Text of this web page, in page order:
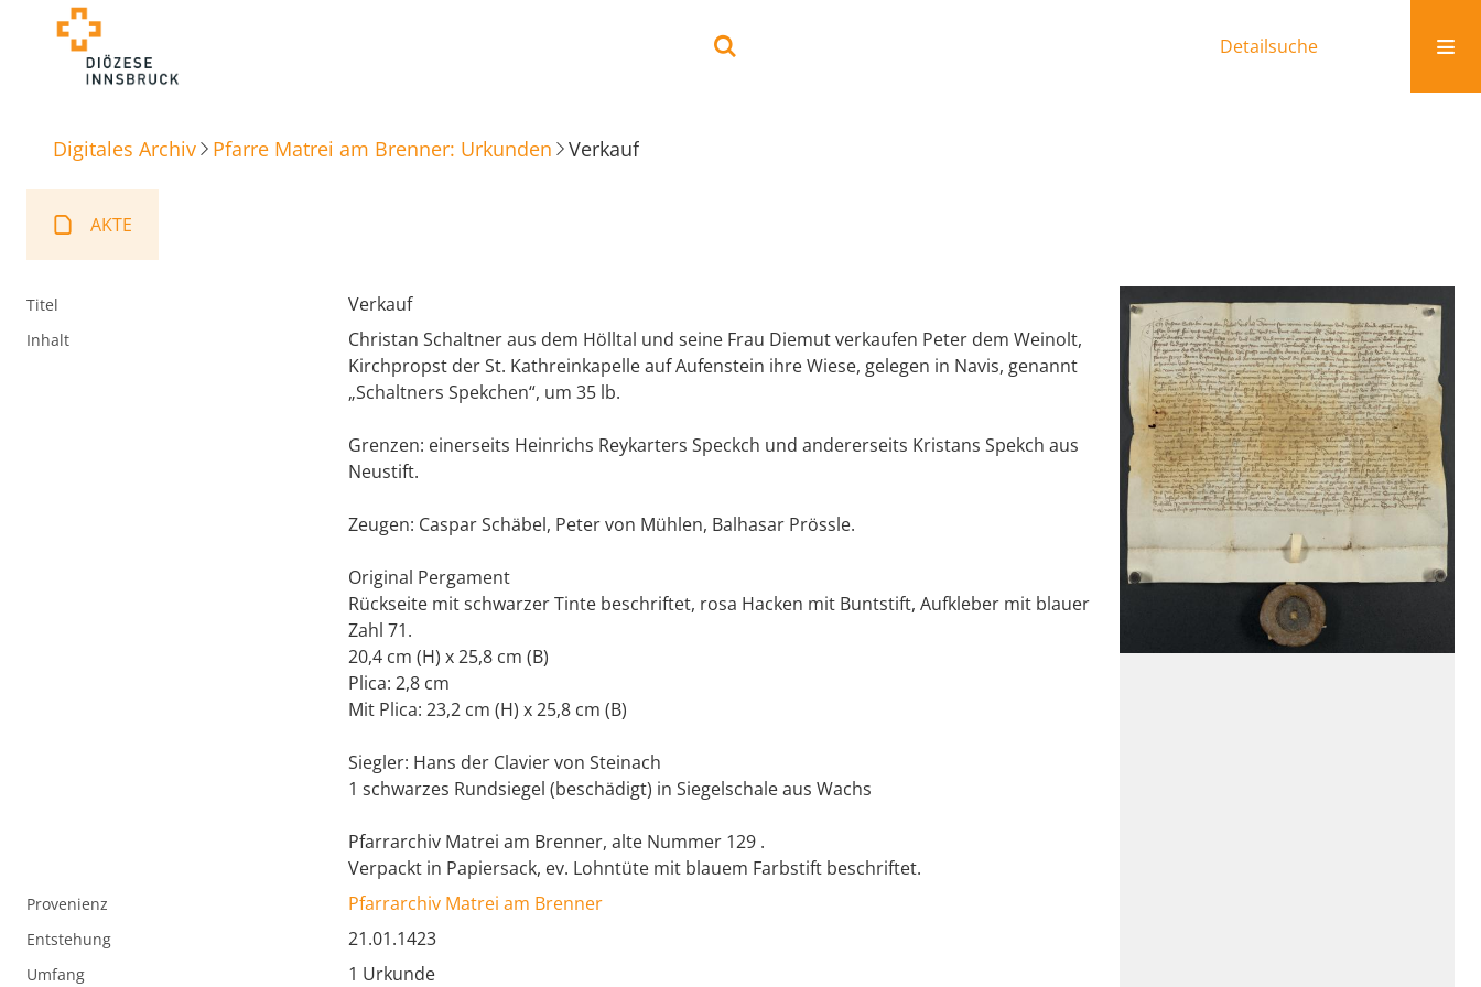
Detailsuche
Digitales Archiv Pfarre Matrei am Brenner: Urkunden Verkauf
AKTE
Titel Verkauf
Inhalt
Christan Schaltner aus dem Hölltal und seine Frau Diemut verkaufen Peter dem Weinolt,
Kirchpropst der St. Kathreinkapelle auf Aufenstein ihre Wiese, gelegen in Navis, genannt
„Schaltners Spekchen“, um 35 lb.
Grenzen: einerseits Heinrichs Reykarters Speckch und andererseits Kristans Spekch aus
Neustift.
Zeugen: Caspar Schäbel, Peter von Mühlen, Balhasar Prössle.
Original Pergament
Rückseite mit schwarzer Tinte beschriftet, rosa Hacken mit Buntstift, Aufkleber mit blauer
Zahl 71.
20,4 cm (H) x 25,8 cm (B)
Plica: 2,8 cm
Mit Plica: 23,2 cm (H) x 25,8 cm (B)
Siegler: Hans der Clavier von Steinach
1 schwarzes Rundsiegel (beschädigt) in Siegelschale aus Wachs
Pfarrarchiv Matrei am Brenner, alte Nummer 129 .
Verpackt in Papiersack, ev. Lohntüte mit blauem Farbstift beschriftet.
Provenienz Pfarrarchiv Matrei am Brenner
Entstehung 21.01.1423
Umfang 1 Urkunde